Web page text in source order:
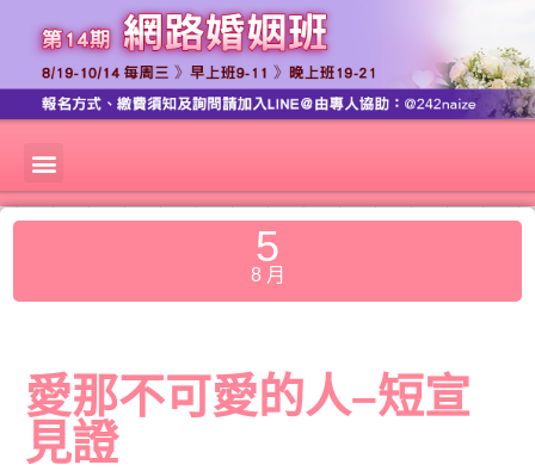
5
8 月
愛那不可愛的人–短宣
見證